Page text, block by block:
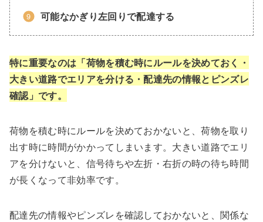
可能なかぎり左回りで配達する
特に重要なのは「荷物を積む時にルールを決めておく・
大きい道路でエリアを分ける・配達先の情報とピンズレ
確認」です。
荷物を積む時にルールを決めておかないと、荷物を取り
出す時に時間がかかってしまいます。大きい道路でエリ
アを分けないと、信号待ちや左折・右折の時の待ち時間
が長くなって非効率です。
配達先の情報やピンズレを確認しておかないと、関係な